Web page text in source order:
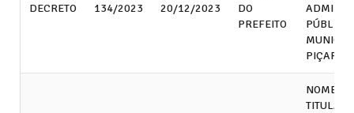
DECRETO 134/2023 20/12/2023
DO
PREFEITO
PÚBLICA
PIÇARRA
NOMEIA